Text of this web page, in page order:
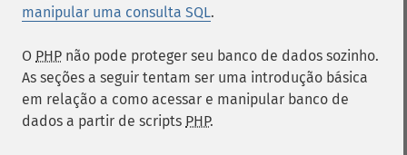
manipular uma consulta SQL.
O PHP não pode proteger seu banco de dados sozinho.
As seções a seguir tentam ser uma introdução básica
em relação a como acessar e manipular banco de
dados a partir de scripts PHP.